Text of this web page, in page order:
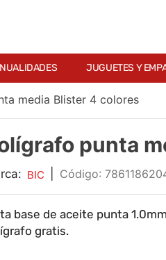
JUGUETES Y
media Blister 4 colores
punta
BIC :
base de aceite punta
gratis.